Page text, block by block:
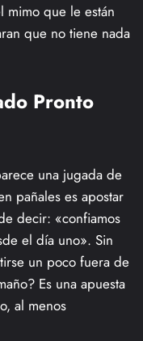
mimo que le están
que no tiene nada
Pronto
una jugada de
pañales es apostar
decir: «confiamos
el día uno». Sin
un poco fuera de
Es una apuesta
al menos